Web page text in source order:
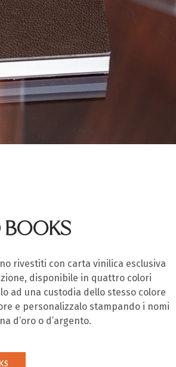
BOOKS
rivestiti con carta vinilica esclusiva
disponibile in quattro colori
ad una custodia dello stesso colore
e personalizzalo stampando i nomi
d’oro o d’argento.